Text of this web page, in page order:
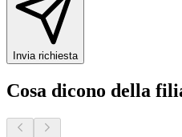
Invia richiesta
Cosa dicono della